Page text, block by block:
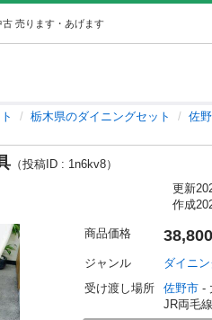
古 売ります・あげます
栃木県のダイニングセット
佐
（投稿ID : 1n6kv8）
更新
作成
商品価格
ジャンル
ダイニ
受け渡し場所
佐野市 -
JR両毛